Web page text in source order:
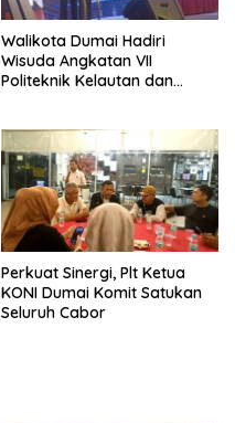
Walikota Dumai Hadiri
Wisuda Angkatan VII
Politeknik Kelautan dan
Perkuat Sinergi, Plt Ketua
KONI Dumai Komit Satukan
Seluruh Cabor